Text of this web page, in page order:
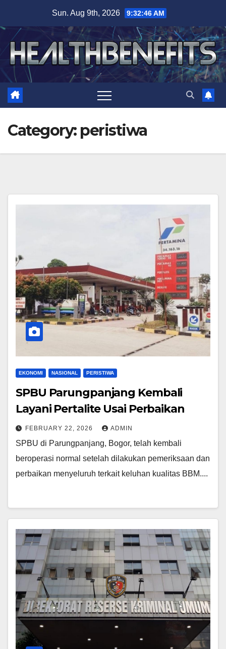
content
Sun. Aug 9th, 2026 9:32:47 AM
Category: peristiwa
EKONOMI NASIONAL PERISTIWA
SPBU Parungpanjang Kembali
Layani Pertalite Usai Perbaikan
FEBRUARY 22, 2026 ADMIN
SPBU di Parungpanjang, Bogor, telah kembali
beroperasi normal setelah dilakukan pemeriksaan dan
perbaikan menyeluruh terkait keluhan kualitas BBM....